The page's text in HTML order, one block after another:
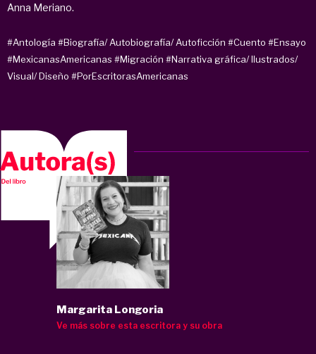
Anna Meriano.
#Antología #Biografía/ Autobiografía/ Autoficción #Cuento #Ensayo
#MexicanasAmericanas #Migración #Narrativa gráfica/ Ilustrados/
Visual/ Diseño #PorEscritorasAmericanas
Margarita Longoria
Ve más sobre esta escritora y su obra